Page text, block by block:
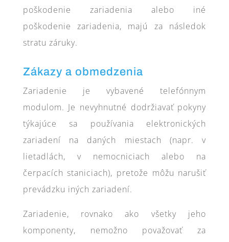
poškodenie zariadenia alebo iné
poškodenie zariadenia, majú za následok
stratu záruky.
Zákazy a obmedzenia
Zariadenie je vybavené telefónnym
modulom. Je nevyhnutné dodržiavať pokyny
týkajúce sa používania elektronických
zariadení na daných miestach (napr. v
lietadlách, v nemocniciach alebo na
čerpacích staniciach), pretože môžu narušiť
prevádzku iných zariadení.
Zariadenie, rovnako ako všetky jeho
komponenty, nemožno považovať za